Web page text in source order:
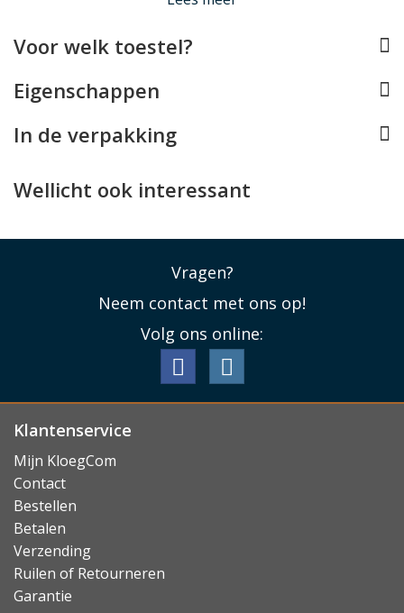
De MIO MagSafe Wallet kan tot 3 kaarten bergen.
kaart dus!
Voor welk toestel?
Eigenschappen
In de verpakking
Wellicht ook interessant
Vragen?
Neem contact met ons op!
Volg ons online:
Klantenservice
Mijn KloegCom
Contact
Bestellen
Betalen
Verzending
Ruilen of Retourneren
Garantie